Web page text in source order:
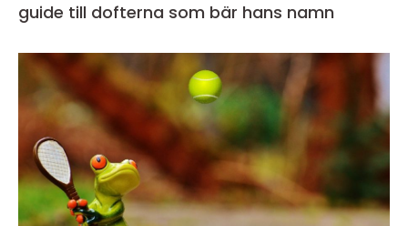
guide till dofterna som bär hans namn